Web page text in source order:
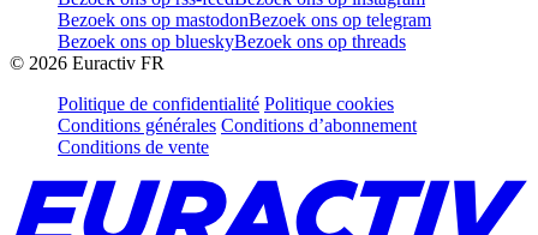
Bezoek ons op mastodonBezoek ons op telegram
Bezoek ons op blueskyBezoek ons op threads
© 2026 Euractiv FR
Politique de confidentialité Politique cookies
Conditions générales Conditions d’abonnement
Conditions de vente